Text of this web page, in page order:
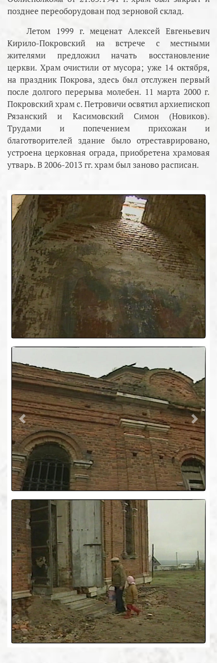
позднее переоборудован под зерновой склад.
Летом 1999 г. меценат Алексей Евгеньевич
Кирило-Покровский на встрече с местными
жителями предложил начать восстановление
церкви. Храм очистили от мусора; уже 14 октября,
на праздник Покрова, здесь был отслужен первый
после долгого перерыва молебен. 11 марта 2000 г.
Покровский храм с. Петровичи освятил архиепископ
Рязанский и Касимовский Симон (Новиков).
Трудами и попечением прихожан и
благотворителей здание было отреставрировано,
устроена церковная ограда, приобретена храмовая
утварь. В 2006-2013 гг. храм был заново расписан.
Previous Next